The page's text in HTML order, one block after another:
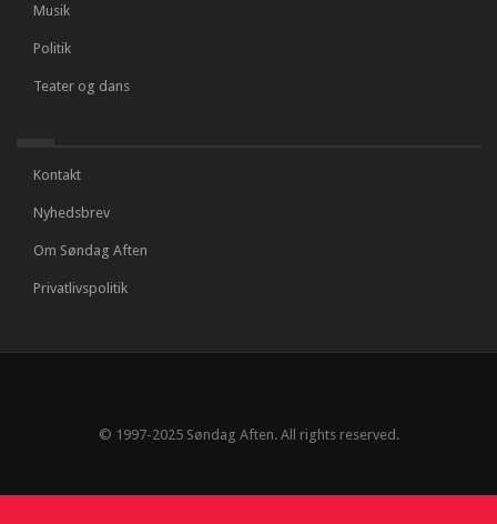
Musik
Politik
Teater og dans
Kontakt
Nyhedsbrev
Om Søndag Aften
Privatlivspolitik
© 1997-2025 Søndag Aften. All rights reserved.